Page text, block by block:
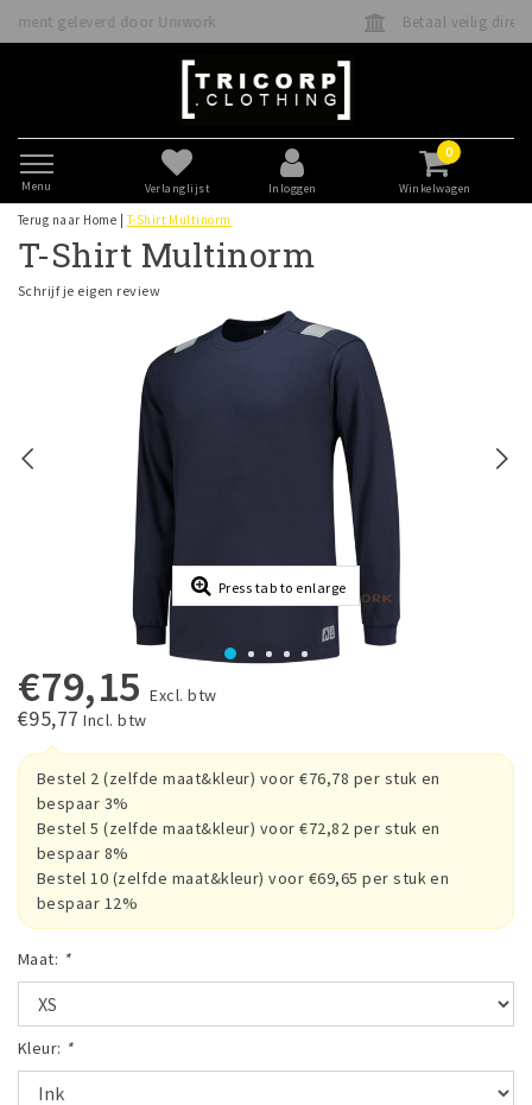
Betaal veilig direct of achteraf met Klarna
Menu Verlanglijst Inloggen
0
Winkelwagen
Terug naar Home |T-Shirt Multinorm
T-Shirt Multinorm
Schrijf je eigen review
Press tab to enlarge
€79,15 Excl. btw
€95,77 Incl. btw
Bestel 2 (zelfde maat&kleur) voor €76,78 per stuk en
bespaar 3%
Bestel 5 (zelfde maat&kleur) voor €72,82 per stuk en
bespaar 8%
Bestel 10 (zelfde maat&kleur) voor €69,65 per stuk en
bespaar 12%
Maat: *
Kleur: *